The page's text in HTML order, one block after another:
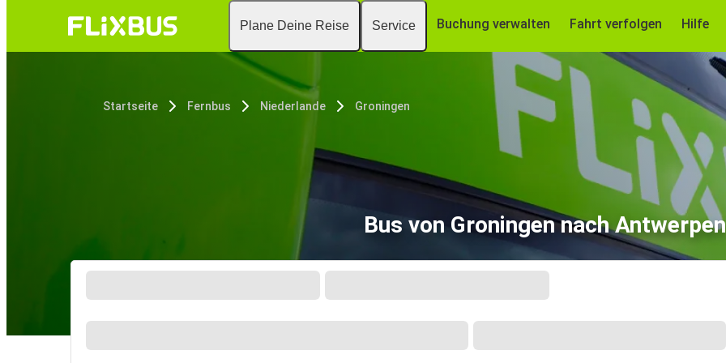
Plane Deine Reise Service Buchung verwalten Fahrt verfolgen Hilfe
Startseite Fernbus Niederlande Groningen
Bus von Groningen nach Antwerpen